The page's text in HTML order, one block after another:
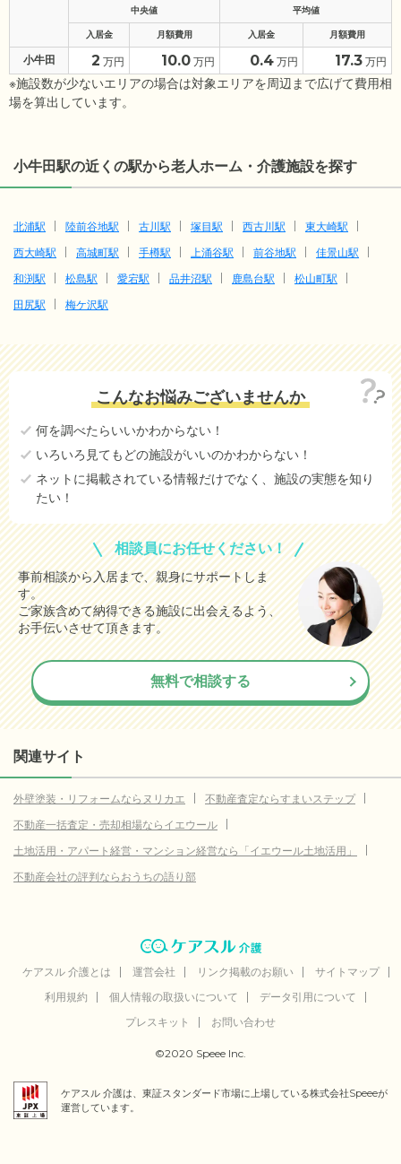
中央値 平均値
入居金 月額費用 入居金 月額費用
小牛田 2 万円 10.0 万円 0.4 万円 17.3 万円
※施設数が少ないエリアの場合は対象エリアを周辺まで広げて費用相
場を算出しています。
小牛田駅の近くの駅から老人ホーム・介護施設を探す
北浦駅 陸前谷地駅 古川駅 塚目駅 西古川駅
東大崎駅
西大崎駅
高城町駅 手樽駅 上涌谷駅 前谷地駅
佳景山駅
和渕駅
松島駅 愛宕駅 品井沼駅 鹿島台駅
松山町駅
田尻駅
梅ケ沢駅
こんなお悩みございませんか
何を調べたらいいかわからない！
いろいろ見てもどの施設がいいのかわからない！
ネットに掲載されている情報だけでなく、施設の実態を知り
たい！
相談員にお任せください！
事前相談から入居まで、親身にサポートしま
す。
ご家族含めて納得できる施設に出会えるよう、
お手伝いさせて頂きます。
無料で相談する
関連サイト
外壁塗装・リフォームならヌリカエ
不動産査定ならすまいステップ
不動産一括査定・売却相場ならイエウール
土地活用・アパート経営・マンション経営なら「イエウール土地活用」
不動産会社の評判ならおうちの語り部
ケアスル 介護とは 運営会社 リンク掲載のお願い
サイトマップ
利用規約
個人情報の取扱いについて
データ引用について
プレスキット
お問い合わせ
©2020 Speee Inc.
ケアスル 介護は、東証スタンダード市場に上場している株式会社Speeeが
運営しています。